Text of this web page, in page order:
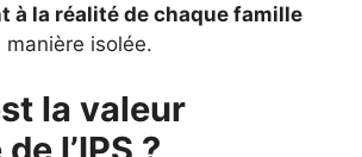
à la réalité de chaque famille
isolée.
la valeur